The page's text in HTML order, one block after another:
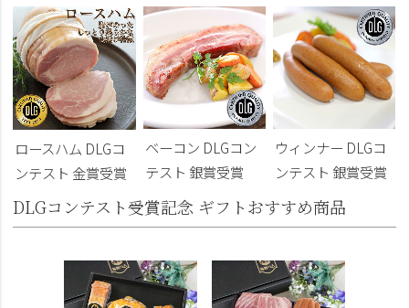
ロースハム DLGコ
ンテスト 金賞受賞
ベーコン DLGコン
テスト 銀賞受賞
ウィンナー DLGコ
ンテスト 銀賞受賞
DLGコンテスト受賞記念 ギフトおすすめ商品